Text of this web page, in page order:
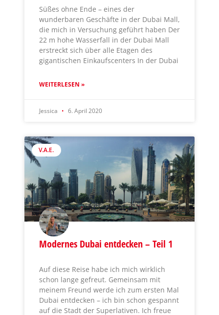
Süßes ohne Ende – eines der
wunderbaren Geschäfte in der Dubai Mall,
die mich in Versuchung geführt haben Der
22 m hohe Wasserfall in der Dubai Mall
erstreckt sich über alle Etagen des
gigantischen Einkaufscenters In der Dubai
WEITERLESEN »
Jessica 6. April 2020
V.A.E.
Modernes Dubai entdecken – Teil 1
Auf diese Reise habe ich mich wirklich
schon lange gefreut. Gemeinsam mit
meinem Freund werde ich zum ersten Mal
Dubai entdecken – ich bin schon gespannt
auf die Stadt der Superlativen. Ich freue